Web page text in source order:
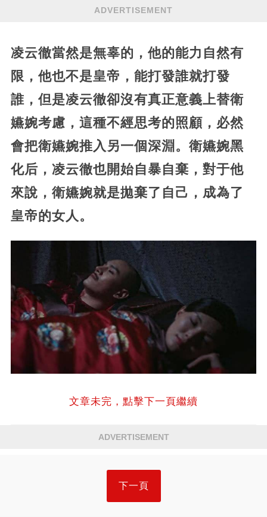
ADVERTISEMENT
凌云徹當然是無辜的，他的能力自然有
限，他也不是皇帝，能打發誰就打發
誰，但是凌云徹卻沒有真正意義上替衛
嬿婉考慮，這種不經思考的照顧，必然
會把衛嬿婉推入另一個深淵。衛嬿婉黑
化后，凌云徹也開始自暴自棄，對于他
來說，衛嬿婉就是拋棄了自己，成為了
皇帝的女人。
文章未完，點擊下一頁繼續
ADVERTISEMENT
下一頁